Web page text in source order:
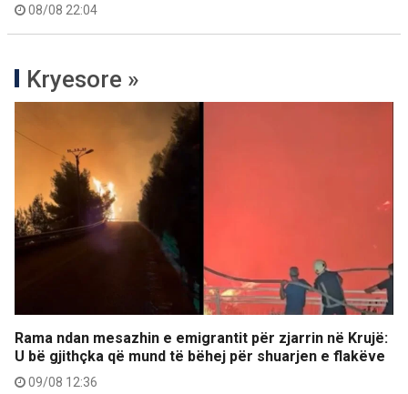
08/08 22:04
Kryesore »
Rama ndan mesazhin e emigrantit për zjarrin në Krujë:
U bë gjithçka që mund të bëhej për shuarjen e flakëve
09/08 12:36